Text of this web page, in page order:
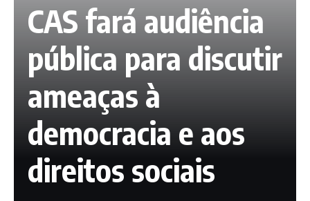
CAS fará audiência
pública para discutir
ameaças à
democracia e aos
direitos sociais